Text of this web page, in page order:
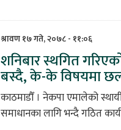
श्रावण १७ गते, २०७८ - ११:०६
शनिबार स्थगित
बस्दै, के-के विषयमा
काठमाडौँ । नेकपा एमालेको
समाधानका लागि भन्दै गठित